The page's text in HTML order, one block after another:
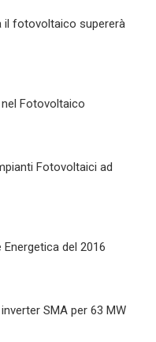
il fotovoltaico supererà
Fotovoltaico
Fotovoltaici ad
del 2016
SMA per 63 MW